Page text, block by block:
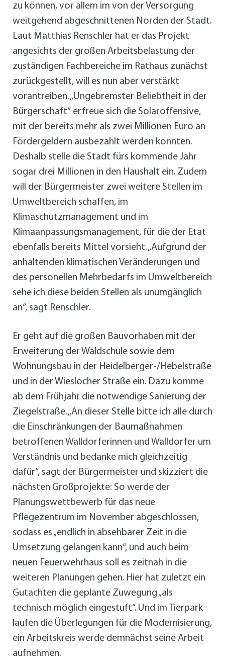
zu können, vor allem im von der Versorgung
weitgehend abgeschnittenen Norden der Stadt.
Laut Matthias Renschler hat er das Projekt
angesichts der großen Arbeitsbelastung der
zuständigen Fachbereiche im Rathaus zunächst
zurückgestellt, will es nun aber verstärkt
vorantreiben. „Ungebremster Beliebtheit in der
Bürgerschaft“ erfreue sich die Solaroffensive,
mit der bereits mehr als zwei Millionen Euro an
Fördergeldern ausbezahlt werden konnten.
Deshalb stelle die Stadt fürs kommende Jahr
sogar drei Millionen in den Haushalt ein. Zudem
will der Bürgermeister zwei weitere Stellen im
Umweltbereich schaffen, im
Klimaschutzmanagement und im
Klimaanpassungsmanagement, für die der Etat
ebenfalls bereits Mittel vorsieht. „Aufgrund der
anhaltenden klimatischen Veränderungen und
des personellen Mehrbedarfs im Umweltbereich
sehe ich diese beiden Stellen als unumgänglich
an“, sagt Renschler.
Er geht auf die großen Bauvorhaben mit der
Erweiterung der Waldschule sowie dem
Wohnungsbau in der Heidelberger-/Hebelstraße
und in der Wieslocher Straße ein. Dazu komme
ab dem Frühjahr die notwendige Sanierung der
Ziegelstraße. „An dieser Stelle bitte ich alle durch
die Einschränkungen der Baumaßnahmen
betroffenen Walldorferinnen und Walldorfer um
Verständnis und bedanke mich gleichzeitig
dafür“, sagt der Bürgermeister und skizziert die
nächsten Großprojekte: So werde der
Planungswettbewerb für das neue
Pflegezentrum im November abgeschlossen,
sodass es „endlich in absehbarer Zeit in die
Umsetzung gelangen kann“, und auch beim
neuen Feuerwehrhaus soll es zeitnah in die
weiteren Planungen gehen. Hier hat zuletzt ein
Gutachten die geplante Zuwegung „als
technisch möglich eingestuft“. Und im Tierpark
laufen die Überlegungen für die Modernisierung,
ein Arbeitskreis werde demnächst seine Arbeit
aufnehmen.